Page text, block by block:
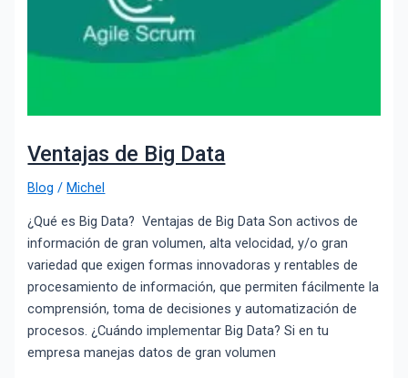
Ventajas de Big Data
Blog /Michel
¿Qué es Big Data? Ventajas de Big Data Son activos de
información de gran volumen, alta velocidad, y/o gran
variedad que exigen formas innovadoras y rentables de
procesamiento de información, que permiten fácilmente la
comprensión, toma de decisiones y automatización de
procesos. ¿Cuándo implementar Big Data? Si en tu
empresa manejas datos de gran volumen